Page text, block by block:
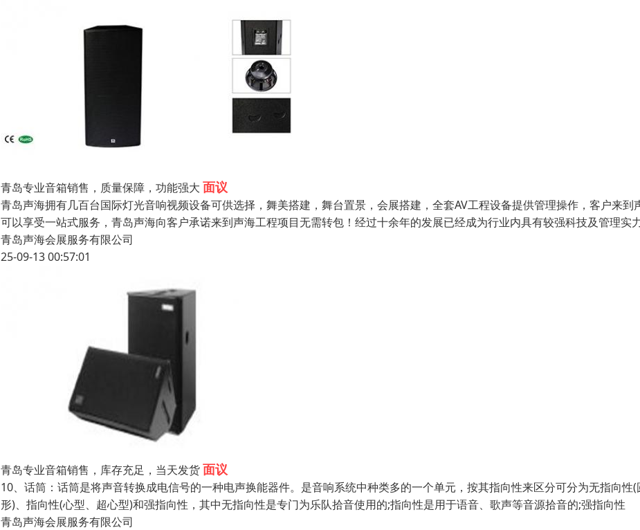
青岛专业音箱销售，质量保障，功能强大 面议
青岛声海拥有几百台国际灯光音响视频设备可供选择，舞美搭建，舞台置景，会展搭建，全套AV工程设备提供管理操作，客户来到
可以享受一站式服务，青岛声海向客户承诺来到声海工程项目无需转包！经过十余年的发展已经成为行业内具有较强科技及管理实
青岛声海会展服务有限公司
25-09-13 00:57:01
青岛专业音箱销售，库存充足，当天发货面议
10、话筒：话筒是将声音转换成电信号的一种电声换能器件。是音响系统中种类多的一个单元，按其指向性来区分可分为无指向性(
形)、指向性(心型、超心型)和强指向性，其中无指向性是专门为乐队拾音使用的;指向性是用于语音、歌声等音源拾音的;强指向性
青岛声海会展服务有限公司